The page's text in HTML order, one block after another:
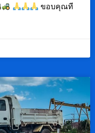
ขอบคุณที